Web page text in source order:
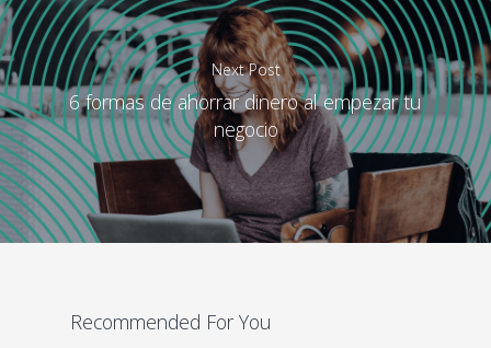
Next Post
6 formas de ahorrar dinero al empezar tu
negocio
Recommended For You